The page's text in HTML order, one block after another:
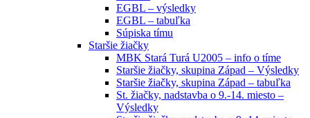
EGBL – výsledky
EGBL – tabuľka
Súpiska tímu
Staršie žiačky
MBK Stará Turá U2005 – info o tíme
Staršie žiačky, skupina Západ – Výsledky
Staršie žiačky, skupina Západ – tabuľka
St. žiačky, nadstavba o 9.-14. miesto –
Výsledky